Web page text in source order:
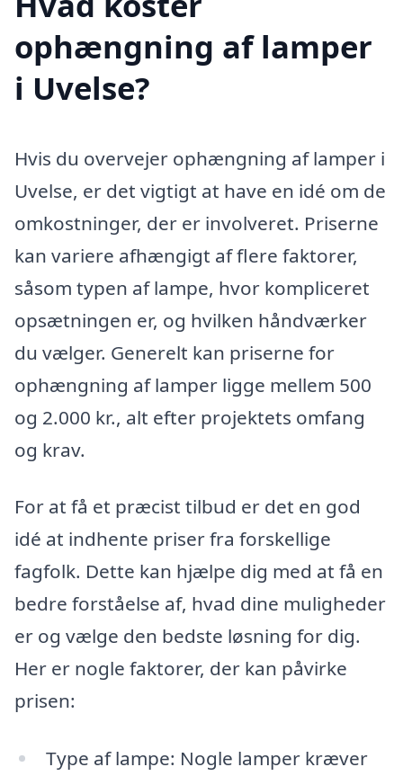
ophængning af lamper
i Uvelse?
Hvis du overvejer ophængning af lamper i
Uvelse, er det vigtigt at have en idé om de
omkostninger, der er involveret. Priserne
kan variere afhængigt af flere faktorer,
såsom typen af lampe, hvor kompliceret
opsætningen er, og hvilken håndværker
du vælger. Generelt kan priserne for
ophængning af lamper ligge mellem 500
og 2.000 kr., alt efter projektets omfang
og krav.
For at få et præcist tilbud er det en god
idé at indhente priser fra forskellige
fagfolk. Dette kan hjælpe dig med at få en
bedre forståelse af, hvad dine muligheder
er og vælge den bedste løsning for dig.
Her er nogle faktorer, der kan påvirke
prisen:
Type af lampe: Nogle lamper kræver